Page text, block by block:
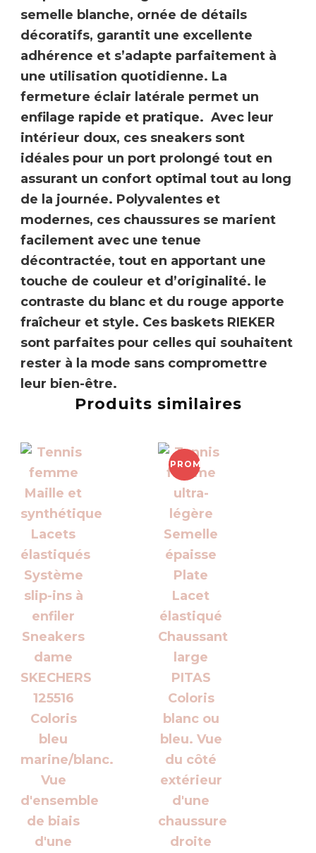
semelle blanche, ornée de détails
décoratifs, garantit une excellente
adhérence et s’adapte parfaitement à
une utilisation quotidienne. La
fermeture éclair latérale permet un
enfilage rapide et pratique. Avec leur
intérieur doux, ces sneakers sont
idéales pour un port prolongé tout en
assurant un confort optimal tout au long
de la journée. Polyvalentes et
modernes, ces chaussures se marient
facilement avec une tenue
décontractée, tout en apportant une
touche de couleur et d’originalité. le
contraste du blanc et du rouge apporte
fraîcheur et style. Ces baskets RIEKER
sont parfaites pour celles qui souhaitent
rester à la mode sans compromettre
leur bien-être.
Produits similaires
PROMO !